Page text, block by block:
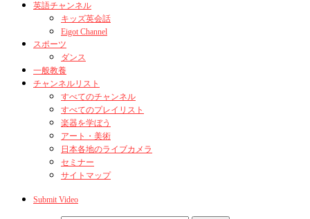
英語チャンネル
キッズ英会話
Eigot Channel
スポーツ
ダンス
一般教養
チャンネルリスト
すべてのチャンネル
すべてのプレイリスト
楽器を学ぼう
アート・美術
日本各地のライブカメラ
セミナー
サイトマップ
Submit Video